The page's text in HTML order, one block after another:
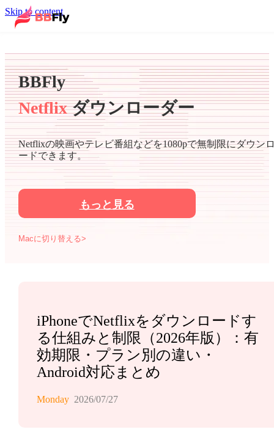
Skip to content
BBFly
Netflixダウンローダー
Netflixの映画やテレビ番組などを1080pで無制限にダウン
ードできます。
もっと見る
Macに切り替える>
iPhoneでNetflixをダウンロードす
る仕組みと制限（2026年版）：有
効期限・プラン別の違い・
Android対応まとめ
Monday 2026/07/27